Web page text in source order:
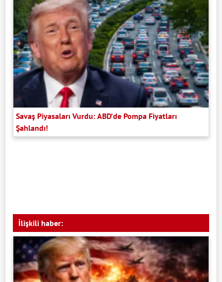
Savaş Piyasaları Vurdu: ABD’de Pompa Fiyatları
Şahlandı!
İlişkili haber: